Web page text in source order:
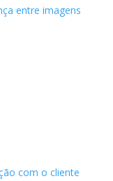
entre imagens
com o cliente